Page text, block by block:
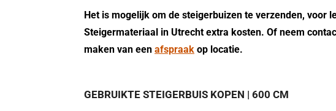
Het is mogelijk om de steigerbuizen te verzenden, voor
Steigermateriaal in Utrecht extra kosten. Of neem
maken van een afspraak op locatie.
GEBRUIKTE STEIGERBUIS KOPEN | 600 CM